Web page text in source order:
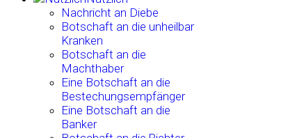
Nachricht an Diebe
Botschaft an die unheilbar
Kranken
Botschaft an die
Machthaber
Eine Botschaft an die
Bestechungsempfänger
Eine Botschaft an die
Banker